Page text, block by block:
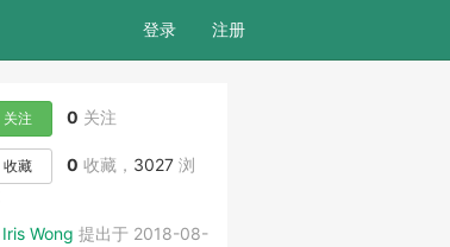
登录 注册
关注 0 关注
收藏 0 收藏， 3027 浏
Iris Wong 提出于 2018-08-